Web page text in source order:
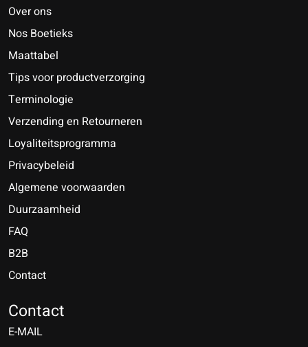
Over ons
Nos Boetieks
Maattabel
Tips voor productverzorging
Terminologie
Verzending en Retourneren
Loyaliteitsprogramma
Privacybeleid
Algemene voorwaarden
Duurzaamheid
FAQ
B2B
Contact
Contact
E-MAIL